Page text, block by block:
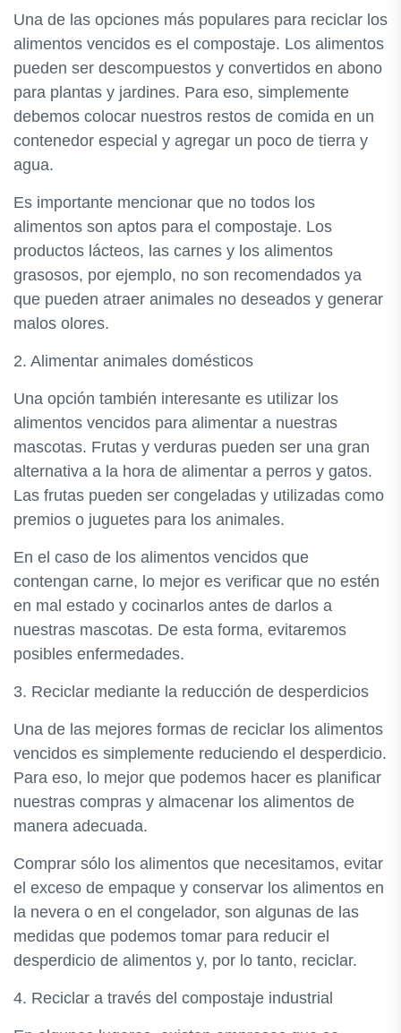
Una de las opciones más populares para reciclar los
alimentos vencidos es el compostaje. Los alimentos
pueden ser descompuestos y convertidos en abono
para plantas y jardines. Para eso, simplemente
debemos colocar nuestros restos de comida en un
contenedor especial y agregar un poco de tierra y
agua.
Es importante mencionar que no todos los
alimentos son aptos para el compostaje. Los
productos lácteos, las carnes y los alimentos
grasosos, por ejemplo, no son recomendados ya
que pueden atraer animales no deseados y generar
malos olores.
2. Alimentar animales domésticos
Una opción también interesante es utilizar los
alimentos vencidos para alimentar a nuestras
mascotas. Frutas y verduras pueden ser una gran
alternativa a la hora de alimentar a perros y gatos.
Las frutas pueden ser congeladas y utilizadas como
premios o juguetes para los animales.
En el caso de los alimentos vencidos que
contengan carne, lo mejor es verificar que no estén
en mal estado y cocinarlos antes de darlos a
nuestras mascotas. De esta forma, evitaremos
posibles enfermedades.
3. Reciclar mediante la reducción de desperdicios
Una de las mejores formas de reciclar los alimentos
vencidos es simplemente reduciendo el desperdicio.
Para eso, lo mejor que podemos hacer es planificar
nuestras compras y almacenar los alimentos de
manera adecuada.
Comprar sólo los alimentos que necesitamos, evitar
el exceso de empaque y conservar los alimentos en
la nevera o en el congelador, son algunas de las
medidas que podemos tomar para reducir el
desperdicio de alimentos y, por lo tanto, reciclar.
4. Reciclar a través del compostaje industrial